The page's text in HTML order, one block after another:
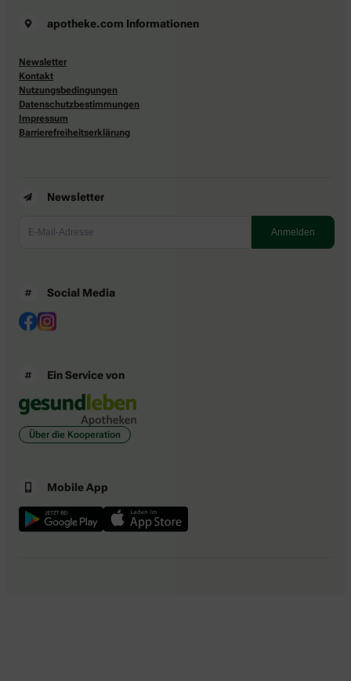
apotheke.com Informationen
Newsletter
Kontakt
Nutzungsbedingungen
Datenschutzbestimmungen
Impressum
Barrierefreiheitserklärung
Newsletter
Social Media
Ein Service von
Über die Kooperation
Mobile App